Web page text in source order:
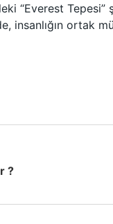
“Everest Tepesi”
insanlığın ortak
?